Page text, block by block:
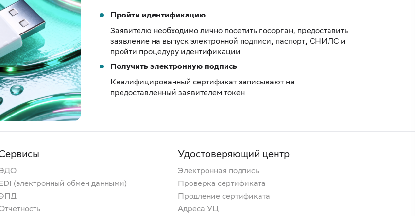
Пройти идентификацию
Заявителю необходимо лично посетить госорган, предоставить
заявление на выпуск электронной подписи, паспорт, СНИЛС и
пройти процедуру идентификации
Получить электронную подпись
Квалифицированный сертификат записывают на
предоставленный заявителем токен
(электронный обмен данными)
Удостоверяющий центр
Электронная подпись
Проверка сертификата
Продление сертификата
Адреса УЦ